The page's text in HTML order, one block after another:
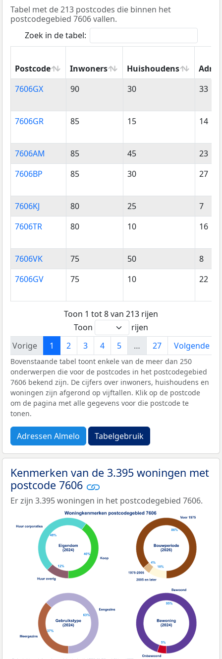
Tabel met de 213 postcodes die binnen het
postcodegebied 7606 vallen.
Zoek in de tabel:
Postcode Inwoners Huishoudens
Postcode
Inwoners Huishoudens
7606GX 90 30 33
7606GR 85 15 14
7606AM 85 45
23
7606BP
85 30 27
7606KJ 80 25
7
7606TR
80 10 16
7606VK 75 50
8
7606GV
75 10 22
Toon 1 tot 8 van 213 rijen
Toon
rijen
Vorige
1 2 3 4 5 … 27 Volgende
Bovenstaande tabel toont enkele van de meer dan 250
onderwerpen die voor de postcodes in het postcodegebied
7606 bekend zijn. De cijfers over inwoners, huishoudens en
woningen zijn afgerond op vijftallen. Klik op de postcode
om de pagina met alle gegevens voor die postcode te
tonen.
Adressen Almelo Tabelgebruik
Kenmerken van de 3.395 woningen met
postcode 7606
Er zijn 3.395 woningen in het postcodegebied 7606.